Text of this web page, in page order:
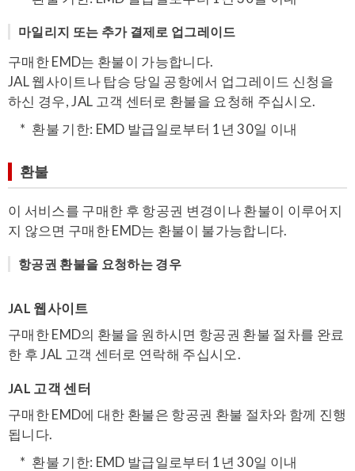
마일리지 또는 추가 결제로 업그레이드
구매한 EMD는 환불이 가능합니다.
JAL 웹사이트나 탑승 당일 공항에서 업그레이드 신청을
하신 경우, JAL 고객 센터로 환불을 요청해 주십시오.
환불 기한: EMD 발급일로부터 1년 30일 이내
환불
이 서비스를 구매한 후 항공권 변경이나 환불이 이루어지
지 않으면 구매한 EMD는 환불이 불가능합니다.
항공권 환불을 요청하는 경우
JAL 웹사이트
구매한 EMD의 환불을 원하시면 항공권 환불 절차를 완료
한 후 JAL 고객 센터로 연락해 주십시오.
JAL 고객 센터
구매한 EMD에 대한 환불은 항공권 환불 절차와 함께 진행
됩니다.
환불 기한: EMD 발급일로부터 1년 30일 이내